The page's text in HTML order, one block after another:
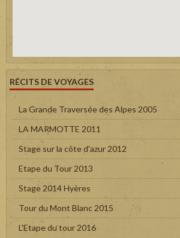
RÉCITS DE VOYAGES
La Grande Traversée des Alpes 2005
LA MARMOTTE 2011
Stage sur la côte d'azur 2012
Etape du Tour 2013
Stage 2014 Hyères
Tour du Mont Blanc 2015
L'Etape du tour 2016